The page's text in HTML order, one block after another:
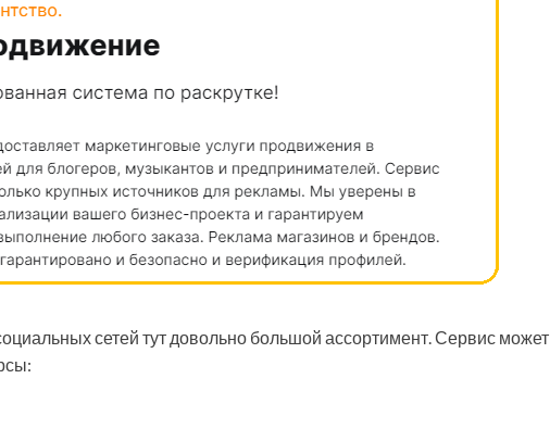
сетей тут довольно большой ассортимент. Сервис может